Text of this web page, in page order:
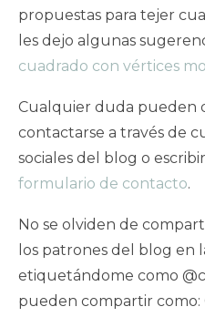
propuestas para tejer
les dejo algunas
cuadrado con vértices
Cualquier duda pueden
contactarse a través de
sociales del blog o
formulario de contacto.
No se olviden de
los patrones del blog en
etiquetándome como
pueden compartir como: